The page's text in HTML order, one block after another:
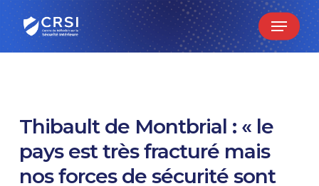
Skip
to
main
Menu
Thibault de Montbrial : « le
pays est très fracturé mais
nos forces de sécurité sont